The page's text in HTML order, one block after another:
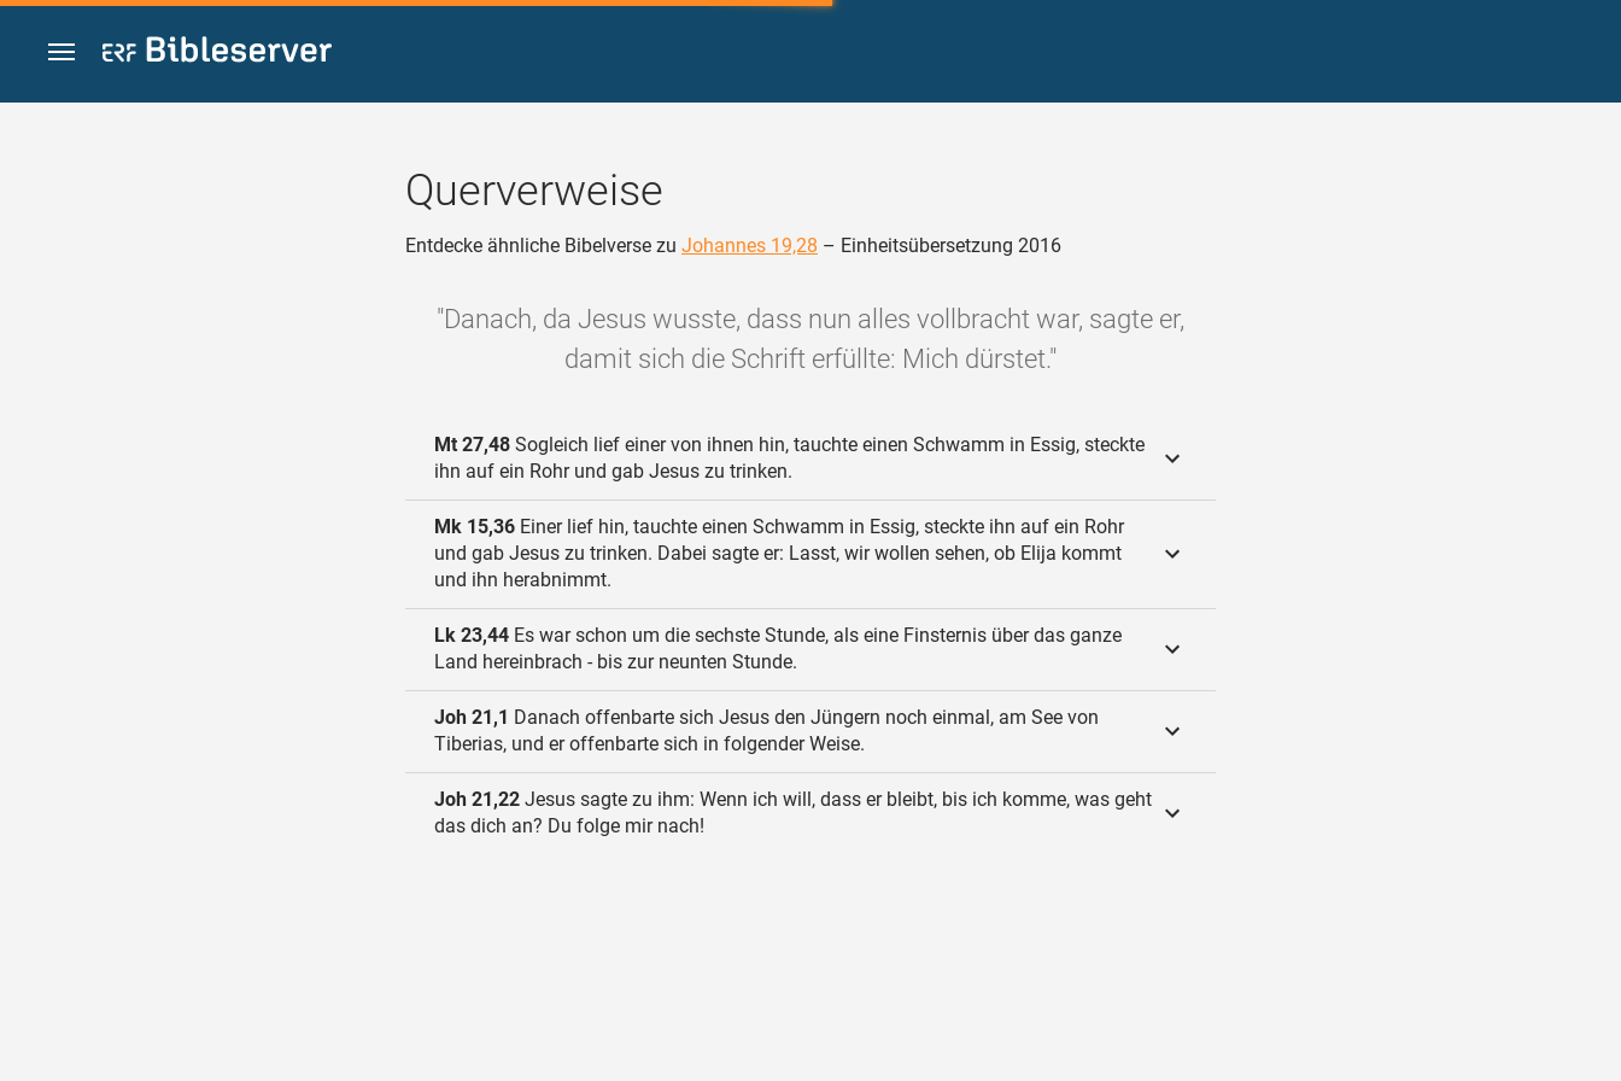
Zum Inhalt springen
Querverweise
Entdecke ähnliche Bibelverse zu Johannes 19,28 – Einheitsübersetzung 2016
"Danach, da Jesus wusste, dass nun alles vollbracht war, sagte er,
damit sich die Schrift erfüllte: Mich dürstet."
Mt 27,48 Sogleich lief einer von ihnen hin, tauchte einen Schwamm in Essig, steckte
ihn auf ein Rohr und gab Jesus zu trinken.
Mk 15,36 Einer lief hin, tauchte einen Schwamm in Essig, steckte ihn auf ein Rohr
und gab Jesus zu trinken. Dabei sagte er: Lasst, wir wollen sehen, ob Elija kommt
und ihn herabnimmt.
Lk 23,44 Es war schon um die sechste Stunde, als eine Finsternis über das ganze
Land hereinbrach - bis zur neunten Stunde.
Joh 21,1 Danach offenbarte sich Jesus den Jüngern noch einmal, am See von
Tiberias, und er offenbarte sich in folgender Weise.
Joh 21,22 Jesus sagte zu ihm: Wenn ich will, dass er bleibt, bis ich komme, was geht
das dich an? Du folge mir nach!